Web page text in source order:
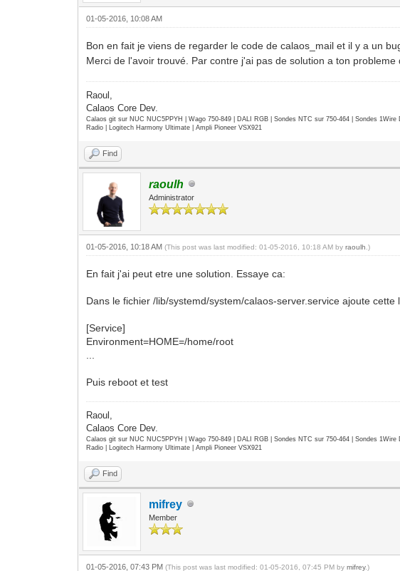
01-05-2016, 10:08 AM
Bon en fait je viens de regarder le code de calaos_mail et il y a un
Merci de l'avoir trouvé. Par contre j'ai pas de solution a ton
Raoul,
Calaos Core Dev.
Calaos git sur NUC NUC5PPYH | Wago 750-849 | DALI RGB | Sondes NTC sur 750-464 | Sondes
Radio | Logitech Harmony Ultimate | Ampli Pioneer VSX921
Find
raoulh
Administrator
01-05-2016, 10:18 AM(This post was last modified: 01-05-2016, 10:18 AM byraoulh .)
En fait j'ai peut etre une solution. Essaye ca:
Dans le fichier /lib/systemd/system/calaos-server.service ajoute cette
[Service]
Environment=HOME=/home/root
Puis reboot et test
Raoul,
Calaos Core Dev.
Calaos git sur NUC NUC5PPYH | Wago 750-849 | DALI RGB | Sondes NTC sur 750-464 | Sondes
Radio | Logitech Harmony Ultimate | Ampli Pioneer VSX921
Find
mifrey
Member
01-05-2016, 07:43 PM(This post was last modified: 01-05-2016, 07:45 PM bymifrey.)